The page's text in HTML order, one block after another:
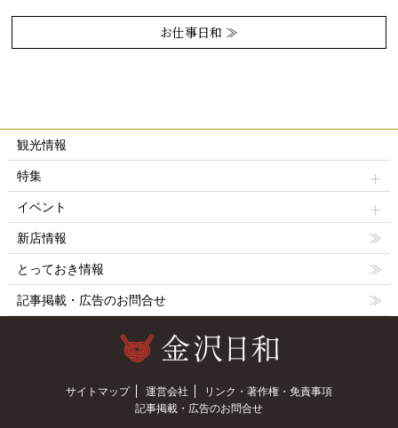
お仕事日和 ≫
観光情報
特集
イベント
新店情報
とっておき情報
記事掲載・広告のお問合せ
サイトマップ 運営会社
リンク・著作権・免責事項
記事掲載・広告のお問合せ